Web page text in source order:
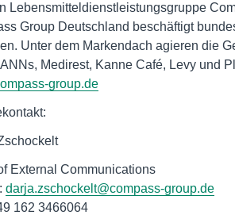
Lebensmitteldienstleistungsgruppe
Group Deutschland beschäftigt
Unter dem Markendach agieren die
group.de
External Communications
darja.zschockelt@compass-group.de
162 3466064